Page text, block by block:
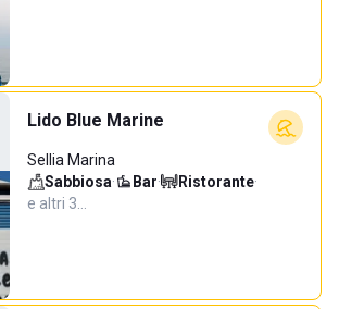
Lido Blue Marine
Sellia Marina
Sabbiosa· Bar· Ristorante·
e altri 3…